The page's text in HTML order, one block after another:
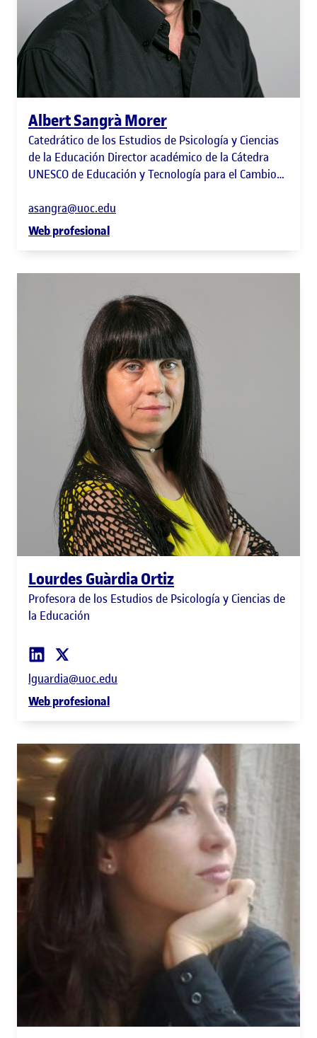
Albert Sangrà Morer
Catedrático de los Estudios de Psicología y Ciencias
de la Educación Director académico de la Cátedra
UNESCO de Educación y Tecnología para el Cambio
Futuros de la Educación en la Era Digital (UOC-
FuturEd)
asangra@uoc.edu
Web profesional
Lourdes Guàrdia Ortiz
Profesora de los Estudios de Psicología y Ciencias de
la Educación
lguardia@uoc.edu
Web profesional